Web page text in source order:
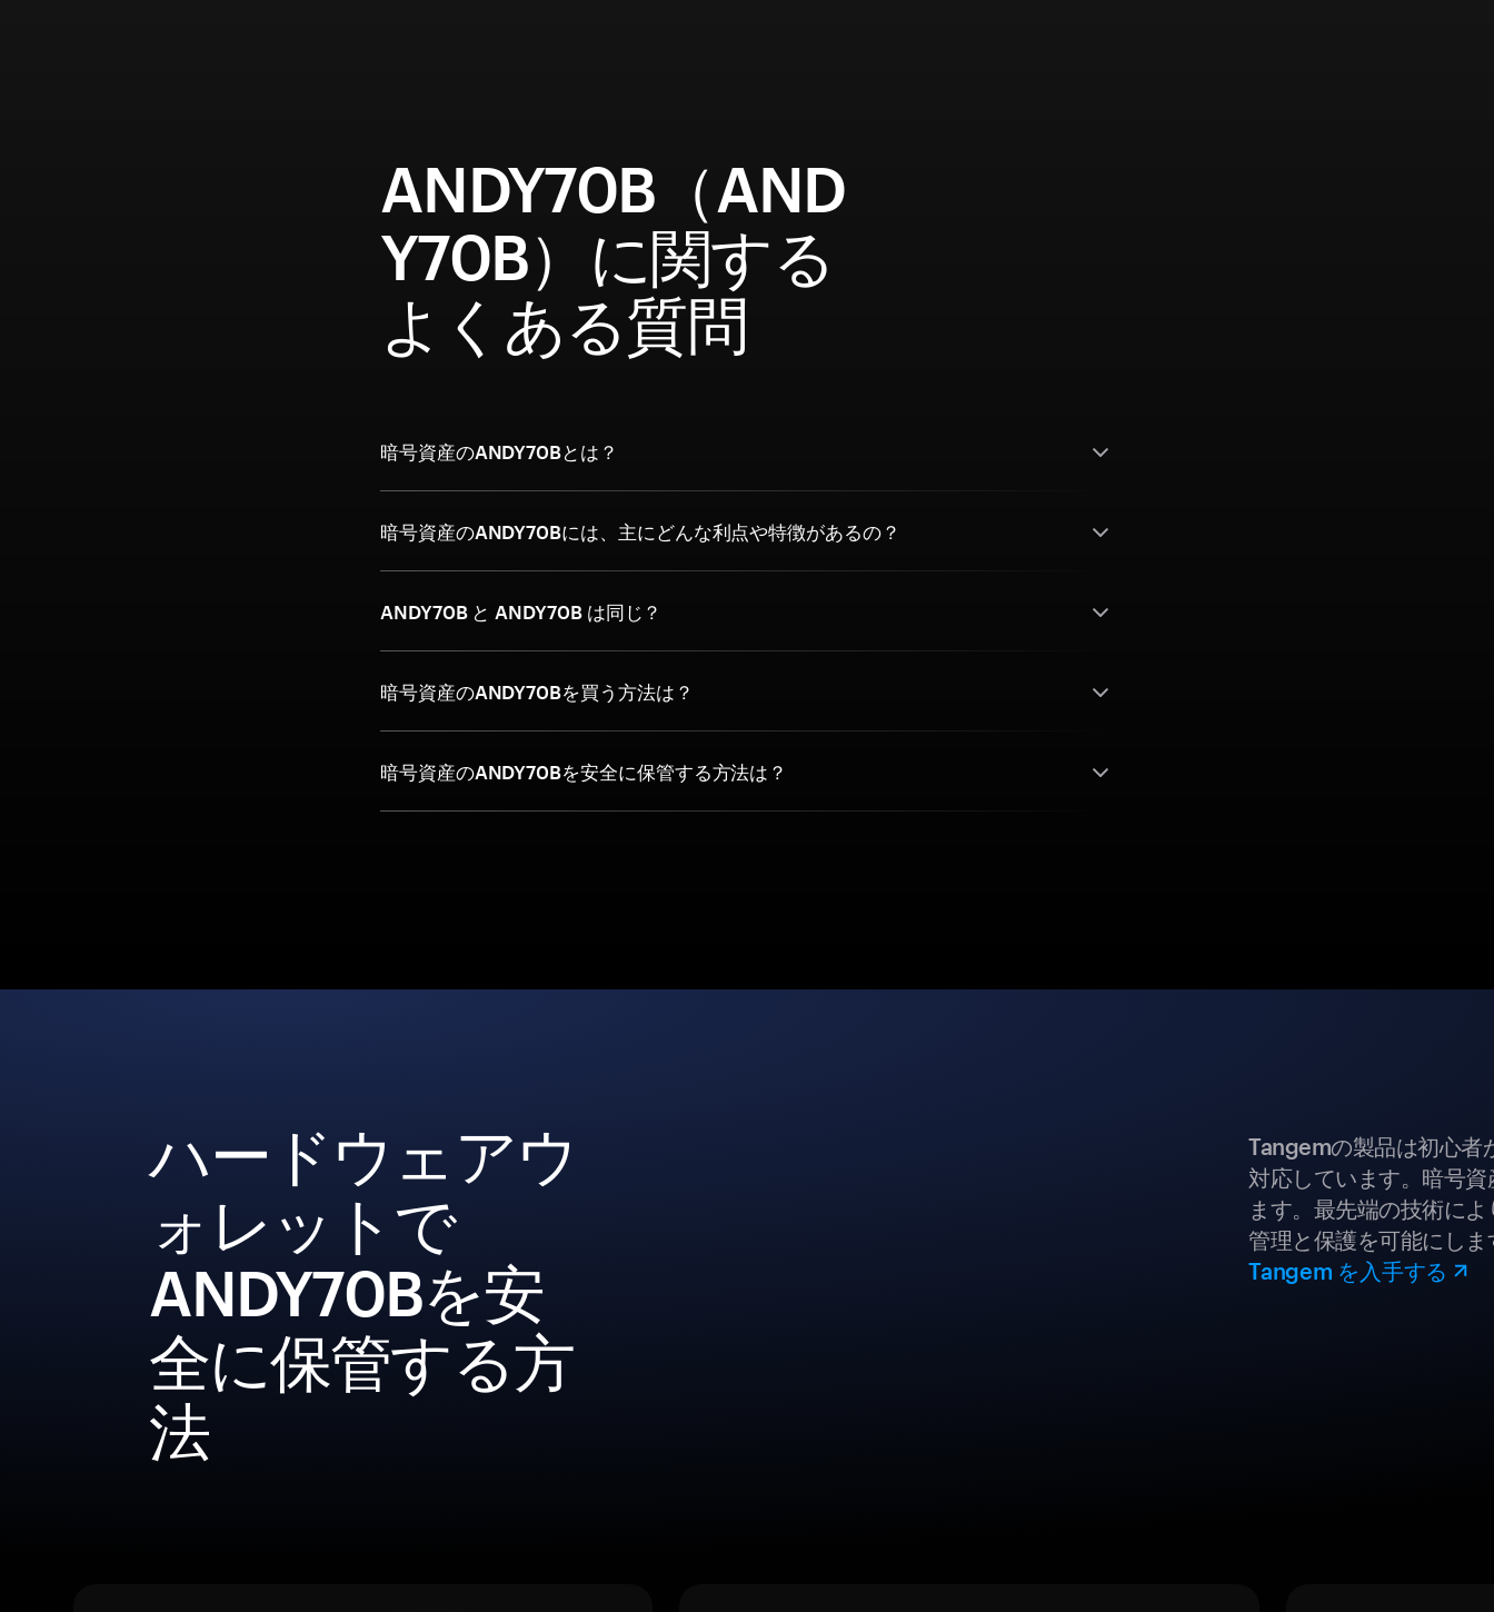
ANDY70B（AND
Y70B）に関する
よくある質問
暗号資産のANDY70Bとは？
暗号資産のANDY70Bには、主にどんな利点や特徴があるの？
ANDY70B と ANDY70B は同じ？
暗号資産のANDY70Bを買う方法は？
暗号資産のANDY70Bを安全に保管する方法は？
ハードウェアウ
ォレットで
ANDY70Bを安
全に保管する方
法
Tangemの製品は初心者
対応しています。暗号
ます。最先端の技術に
管理と保護を可能にしま
Tangem を入手する